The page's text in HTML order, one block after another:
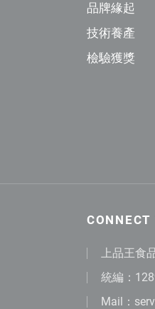
品牌緣起
技術養產
檢驗獲獎
上品王食
統編：
Mail：